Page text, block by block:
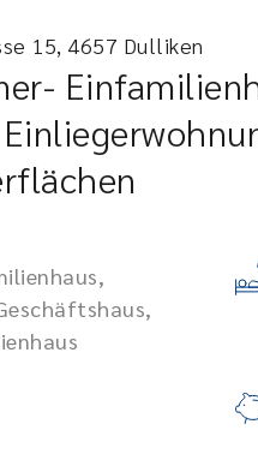
15, 4657 Dulliken